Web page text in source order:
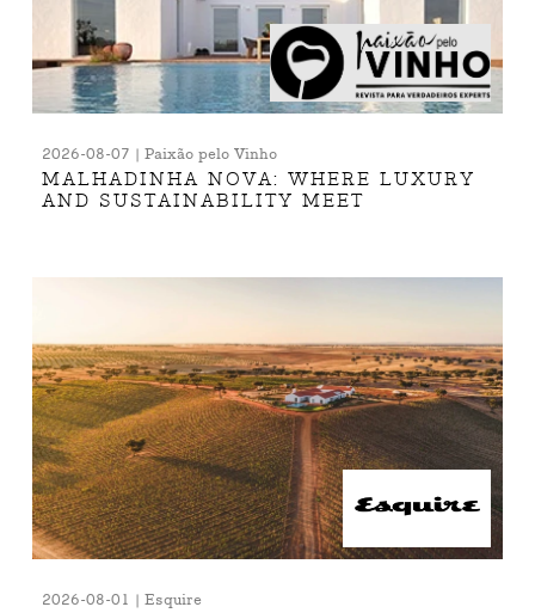
2026-08-07 | Paixão pelo Vinho
MALHADINHA NOVA: WHERE LUXURY
AND SUSTAINABILITY MEET
2026-08-01 | Esquire